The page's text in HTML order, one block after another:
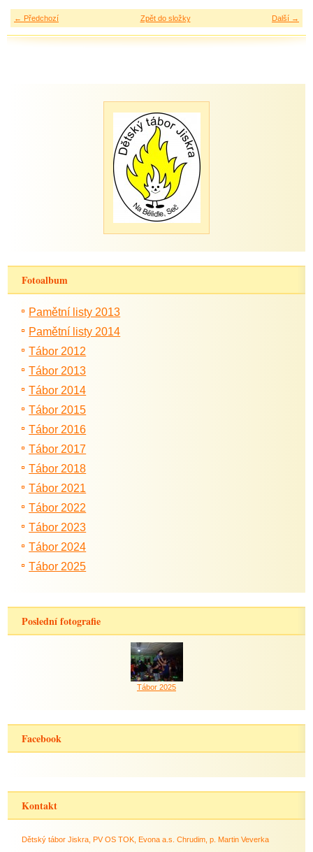
← Předchozí Další →
Zpět do složky
Fotoalbum
Pamětní listy 2013
Pamětní listy 2014
Tábor 2012
Tábor 2013
Tábor 2014
Tábor 2015
Tábor 2016
Tábor 2017
Tábor 2018
Tábor 2021
Tábor 2022
Tábor 2023
Tábor 2024
Tábor 2025
Poslední fotografie
Tábor 2025
Facebook
Kontakt
Dětský tábor Jiskra, PV OS TOK, Evona a.s. Chrudim, p. Martin Veverka